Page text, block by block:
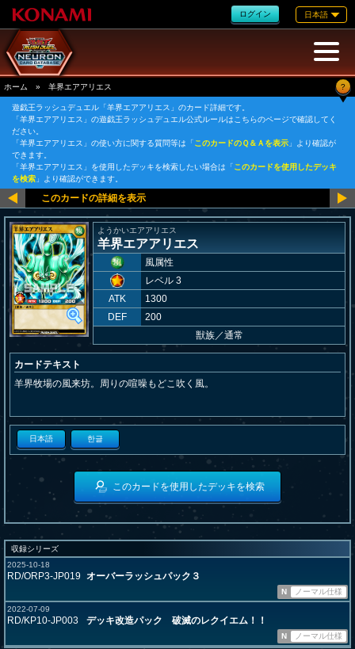
ログイン 日本語
ホーム » 羊界エアアリエス ?
遊戯王ラッシュデュエル「羊界エアアリエス」のカード詳細です。
「羊界エアアリエス」の遊戯王ラッシュデュエル公式ルールはこちらのページで確認してく
ださい。
「羊界エアアリエス」の使い方に関する質問等は「このカードのＱ＆Ａを表示 」より確認が
できます。
「羊界エアアリエス」を使用したデッキを検索したい場合は「このカードを使用したデッキ
を検索 」より確認ができます。
ようかいエアアリエス
羊界エアアリエス
風属性
レベル 3
ATK
1300
DEF
200
獣族／通常
カードテキスト
羊界牧場の風来坊。周りの喧噪もどこ吹く風。
日本語 한글
このカードを使用したデッキを検索
収録シリーズ
2025-10-18
RD/ORP3-JP019 オーバーラッシュパック３
N
ノーマル仕様
2022-07-09
RD/KP10-JP003 デッキ改造パック 破滅のレクイエム！！
N ノーマル仕様